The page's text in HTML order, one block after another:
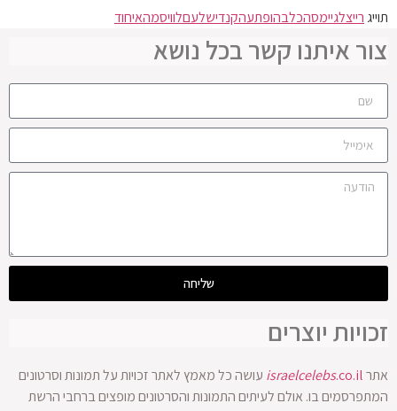
תוייג רייצלגיימסהכלבהופתעהקנדישלעםלוויסמהאיחוד
צור איתנו קשר בכל נושא
שליחה
זכויות יוצרים
אתר israelcelebs.co.il
עושה כל מאמץ לאתר זכויות על תמונות וסרטונים
המתפרסמים בו. אולם לעיתים התמונות והסרטונים מופצים ברחבי הרשת